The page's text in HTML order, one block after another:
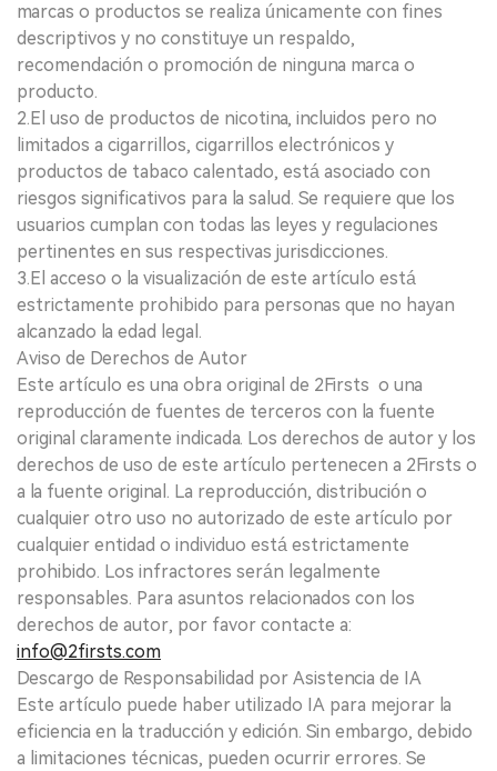
marcas o productos se realiza únicamente con fines
descriptivos y no constituye un respaldo,
recomendación o promoción de ninguna marca o
producto.
2.El uso de productos de nicotina, incluidos pero no
limitados a cigarrillos, cigarrillos electrónicos y
productos de tabaco calentado, está asociado con
riesgos significativos para la salud. Se requiere que los
usuarios cumplan con todas las leyes y regulaciones
pertinentes en sus respectivas jurisdicciones.
3.El acceso o la visualización de este artículo está
estrictamente prohibido para personas que no hayan
alcanzado la edad legal.
Aviso de Derechos de Autor
Este artículo es una obra original de 2Firsts o una
reproducción de fuentes de terceros con la fuente
original claramente indicada. Los derechos de autor y los
derechos de uso de este artículo pertenecen a 2Firsts o
a la fuente original. La reproducción, distribución o
cualquier otro uso no autorizado de este artículo por
cualquier entidad o individuo está estrictamente
prohibido. Los infractores serán legalmente
responsables. Para asuntos relacionados con los
derechos de autor, por favor contacte a:
info@2firsts.com
Descargo de Responsabilidad por Asistencia de IA
Este artículo puede haber utilizado IA para mejorar la
eficiencia en la traducción y edición. Sin embargo, debido
a limitaciones técnicas, pueden ocurrir errores. Se